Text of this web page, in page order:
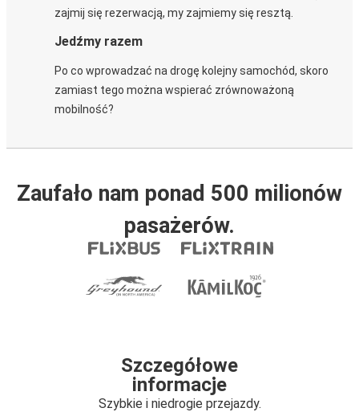
zajmij się rezerwacją, my zajmiemy się resztą.
Jedźmy razem
Po co wprowadzać na drogę kolejny samochód, skoro
zamiast tego można wspierać zrównoważoną
mobilność?
Zaufało nam ponad 500 milionów
pasażerów.
Szczegółowe
informacje
Szybkie i niedrogie przejazdy.